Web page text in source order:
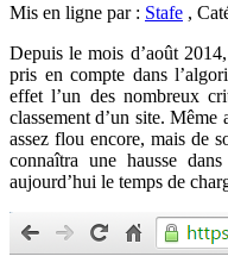
Mis en ligne par : Stafe ,
Depuis le mois d’août
pris en compte dans
effet l’un des nombreux
classement d’un site.
assez flou encore, mais de
connaîtra une hausse
aujourd’hui le temps de